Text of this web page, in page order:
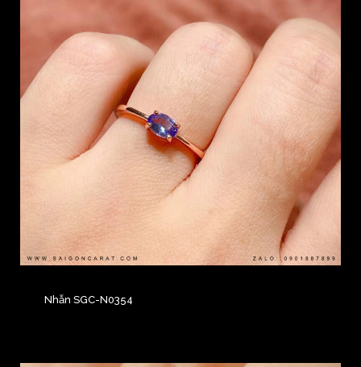
Nhẫn SGC-N0354